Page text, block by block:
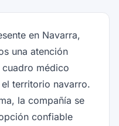
en Navarra,
una atención
médico
territorio navarro.
la compañía se
confiable